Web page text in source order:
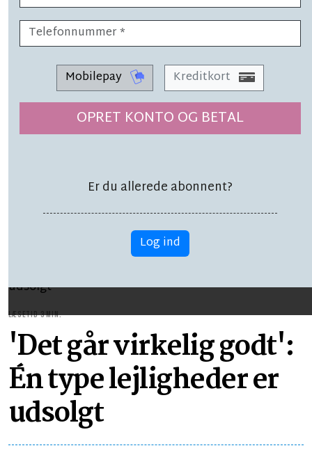
Mobilepay Kreditkort
OPRET KONTO OG BETAL
Er du allerede abonnent?
Log ind
udfordringen op: 'Det er svært'
SYNSPUNKTLÆSETID 2 MIN.
Uanset hvad skal vi
millioner kroner
LÆSETID 3 MIN.
'Det går virkelig godt':
Én type lejligheder er
udsolgt